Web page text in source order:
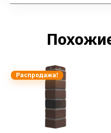
Распродажа!